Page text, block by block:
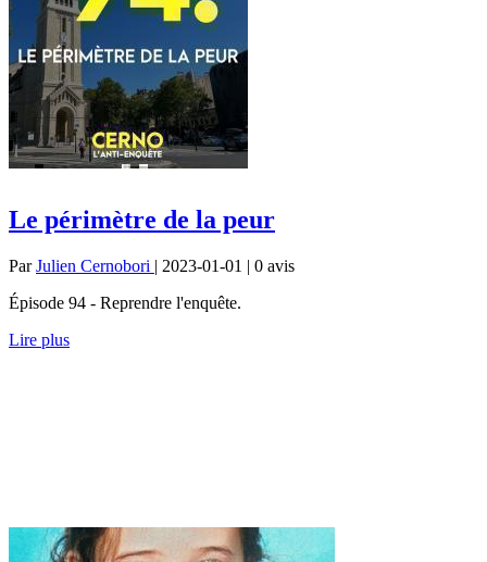
Le périmètre de la peur
ParJulien Cernobori | 2023-01-01 | 0 avis
Épisode 94 - Reprendre l'enquête.
Lire plus